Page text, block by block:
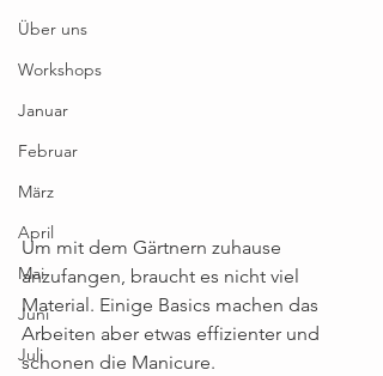
Über uns
Workshops
Januar
Februar
März
April
Mai
Juni
Juli
Um mit dem Gärtnern zuhause
anzufangen, braucht es nicht viel
Material. Einige Basics machen das
Arbeiten aber etwas effizienter und
schonen die Manicure.